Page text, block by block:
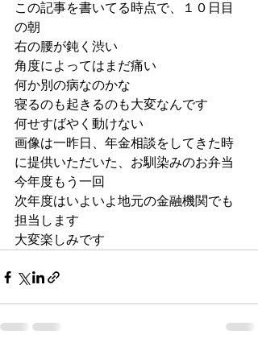
この記事を書いてる時点で、１０日目
の朝
右の腰が鈍く渋い
角度によってはまだ痛い
何か別の病なのかな
寝るのも起きるのも大変なんです
何せすばやく動けない
画像は一昨日、年金相談をしてきた時
に提供いただいた、お馴染みのお弁当
今年度もう一回
次年度はいよいよ地元の金融機関でも
担当します
大変楽しみです